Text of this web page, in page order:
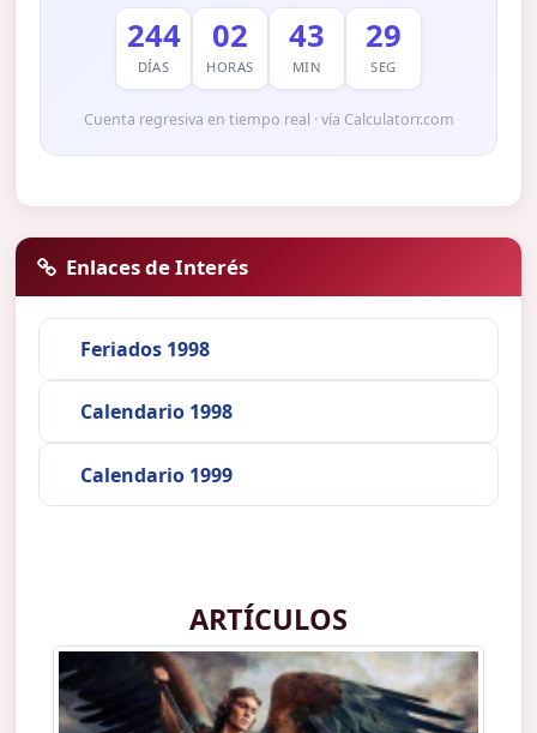
244
DÍAS
02
HORAS
43
MIN
28
SEG
Cuenta regresiva en tiempo real · vía Calculatorr.com
Enlaces de Interés
Feriados 1998
Calendario 1998
Calendario 1999
ARTÍCULOS